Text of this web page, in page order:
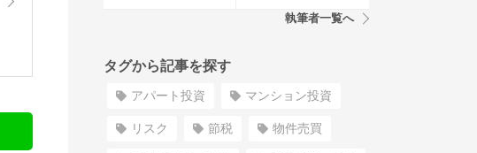
執筆者一覧へ
タグから記事を探す
アパート投資 マンション投資
リスク 節税 物件売買